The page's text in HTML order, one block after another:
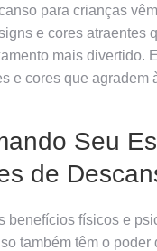
para crianças
e cores atraentes
mais divertido.
e cores que agradem
Seu
de
benefícios físicos e
também têm o poder